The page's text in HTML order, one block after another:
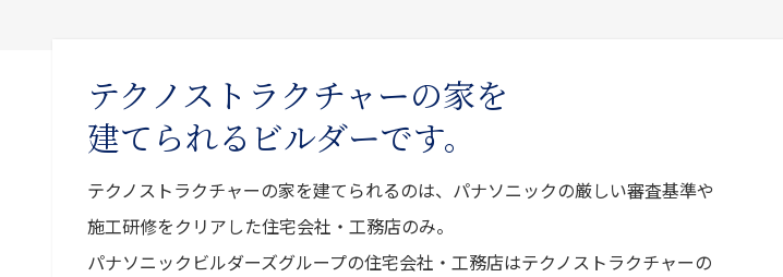
テクノストラクチャーの家を
建てられるビルダーです。
テクノストラクチャーの家を建てられるのは、パナソニックの厳しい審査基準や
施工研修をクリアした住宅会社・工務店のみ。
パナソニックビルダーズグループの住宅会社・工務店はテクノストラクチャーの